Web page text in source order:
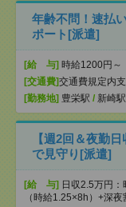
年齢不問！速払
ポート[派遣]
[給 与] 時給1200円～
[交通費]交通費規定内
[勤務地] 豊栄駅 / 新崎駅
【週2回＆夜勤
で見守り[派遣]
[給 与] 日収2.5万円
（時給1.25×8h）+深